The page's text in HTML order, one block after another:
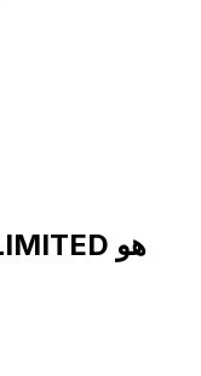
رمز SWIFT لـ ZA BANK LIMITED هو